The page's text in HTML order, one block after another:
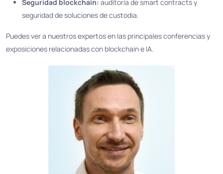
Seguridad blockchain: auditoría de smart contracts y
seguridad de soluciones de custodia.
Puedes ver a nuestros expertos en las principales conferencias y
exposiciones relacionadas con blockchain e IA.